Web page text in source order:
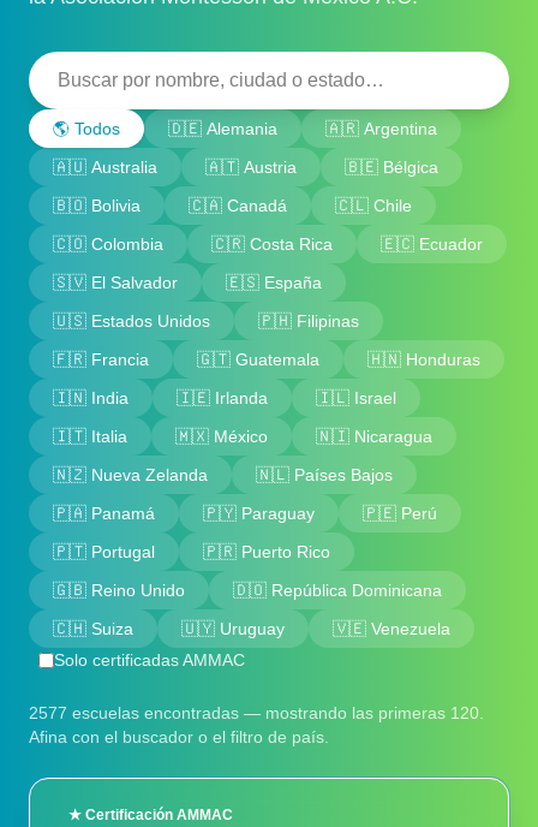
🌎 Todos 🇩🇪 Alemania
🇦🇷 Argentina
🇦🇺 Australia
🇦🇹 Austria
🇧🇪 Bélgica
🇧🇴 Bolivia
🇨🇦 Canadá
🇨🇱 Chile
🇨🇴 Colombia
🇨🇷 Costa Rica
🇪🇨 Ecuador
🇸🇻 El Salvador
🇪🇸 España
🇺🇸 Estados Unidos
🇵🇭 Filipinas
🇫🇷 Francia
🇬🇹 Guatemala
🇭🇳 Honduras
🇮🇳 India
🇮🇪 Irlanda
🇮🇱 Israel
🇮🇹 Italia
🇲🇽 México
🇳🇮 Nicaragua
🇳🇿 Nueva Zelanda
🇳🇱 Países Bajos
🇵🇦 Panamá
🇵🇾 Paraguay
🇵🇪 Perú
🇵🇹 Portugal
🇵🇷 Puerto Rico
🇬🇧 Reino Unido
🇩🇴 República Dominicana
🇨🇭 Suiza
🇺🇾 Uruguay
🇻🇪 Venezuela
Solo certificadas AMMAC
2577 escuelas encontradas — mostrando las primeras 120.
Afina con el buscador o el filtro de país.
★ Certificación AMMAC